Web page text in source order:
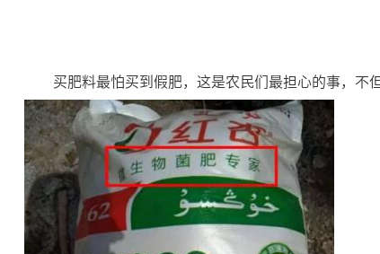
买肥料最怕买到假肥，这是农民们最担心的事，不